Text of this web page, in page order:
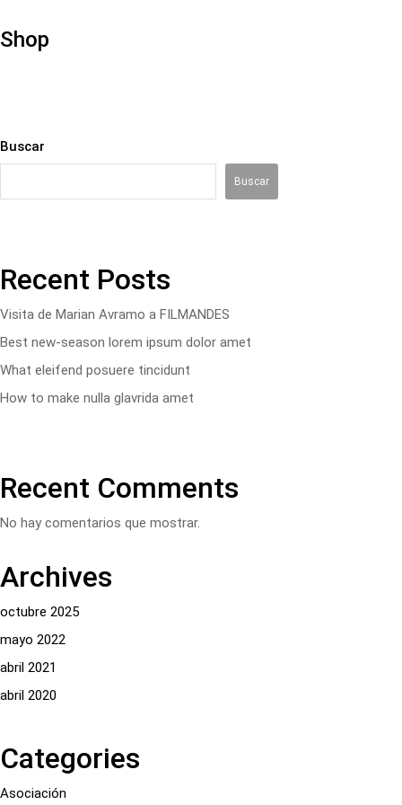
Shop
Buscar
Buscar
Recent Posts
Visita de Marian Avramo a FILMANDES
Best new-season lorem ipsum dolor amet
What eleifend posuere tincidunt
How to make nulla glavrida amet
Recent Comments
No hay comentarios que mostrar.
Archives
octubre 2025
mayo 2022
abril 2021
abril 2020
Categories
Asociación